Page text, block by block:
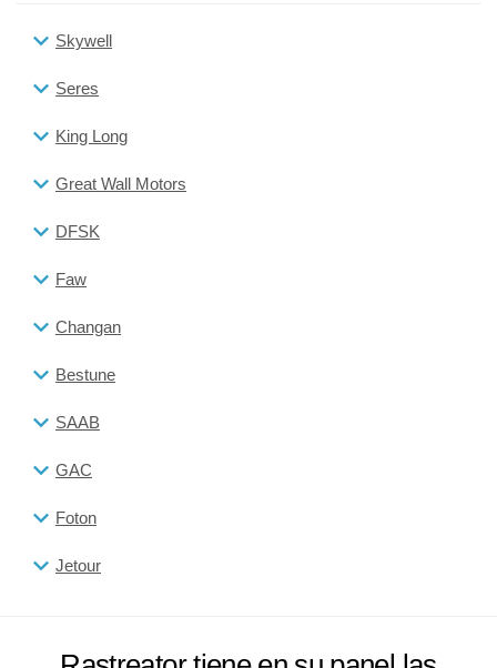
Skywell
Seres
King Long
Great Wall Motors
DFSK
Faw
Changan
Bestune
SAAB
GAC
Foton
Jetour